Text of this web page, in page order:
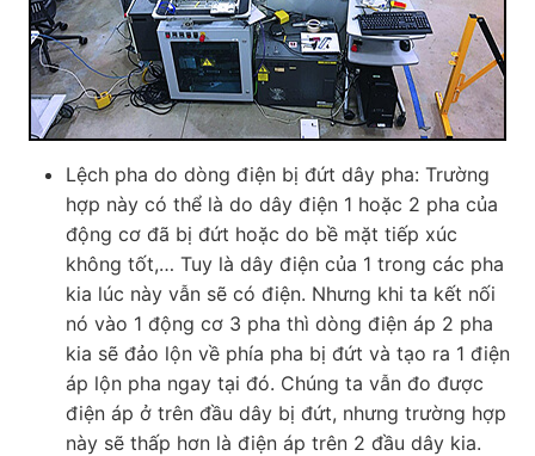
Lệch pha do dòng điện bị đứt dây pha: Trường
hợp này có thể là do dây điện 1 hoặc 2 pha của
động cơ đã bị đứt hoặc do bề mặt tiếp xúc
không tốt,… Tuy là dây điện của 1 trong các pha
kia lúc này vẫn sẽ có điện. Nhưng khi ta kết nối
nó vào 1 động cơ 3 pha thì dòng điện áp 2 pha
kia sẽ đảo lộn về phía pha bị đứt và tạo ra 1 điện
áp lộn pha ngay tại đó. Chúng ta vẫn đo được
điện áp ở trên đầu dây bị đứt, nhưng trường hợp
này sẽ thấp hơn là điện áp trên 2 đầu dây kia.